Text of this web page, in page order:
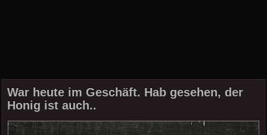
War heute im Geschäft. Hab gesehen, der
Honig ist auch..